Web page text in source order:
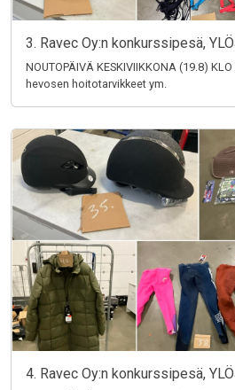
3. Ravec Oy:n konkurssipesä,
NOUTOPÄIVÄ KESKIVIIKKONA (19.8)
hevosen hoitotarvikkeet ym.
4. Ravec Oy:n konkurssipesä,